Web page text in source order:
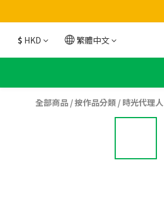
$ HKD 繁體中文
全部商品 /按作品分類 / 時光代理人